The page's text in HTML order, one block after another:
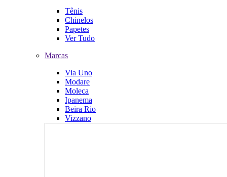
Tênis
Chinelos
Papetes
Ver Tudo
Marcas
Via Uno
Modare
Moleca
Ipanema
Beira Rio
Vizzano